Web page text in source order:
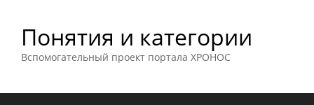
Понятия и категории
Вспомогательный проект портала ХРОНОС